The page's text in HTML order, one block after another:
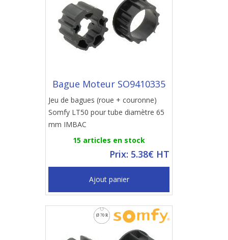
Bague Moteur SO9410335
Jeu de bagues (roue + couronne)
Somfy LT50 pour tube diamètre 65
mm IMBAC
15 articles en stock
Prix: 5.38€ HT
Ajout panier